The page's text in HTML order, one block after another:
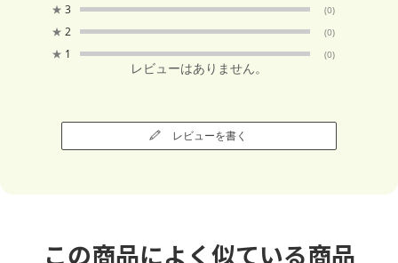
★ 3 (0)
★ 2 (0)
★ 1 (0)
レビューはありません。
レビューを書く
この商品によく似ている商品